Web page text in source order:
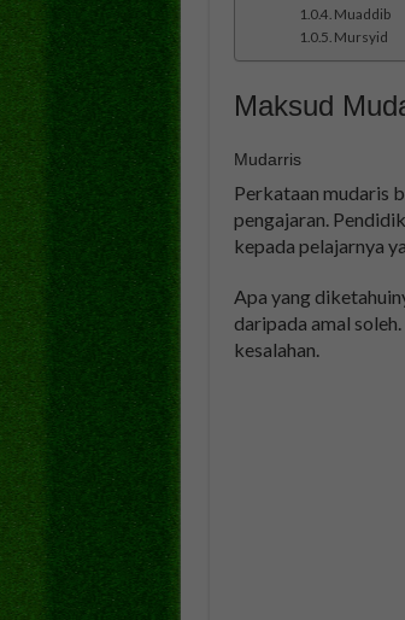
Muaddib
Mursyid
Maksud
Mudarris
Perkataan mudaris
pengajaran.
kepada pelajarnya
Apa yang
daripada amal
kesalahan.